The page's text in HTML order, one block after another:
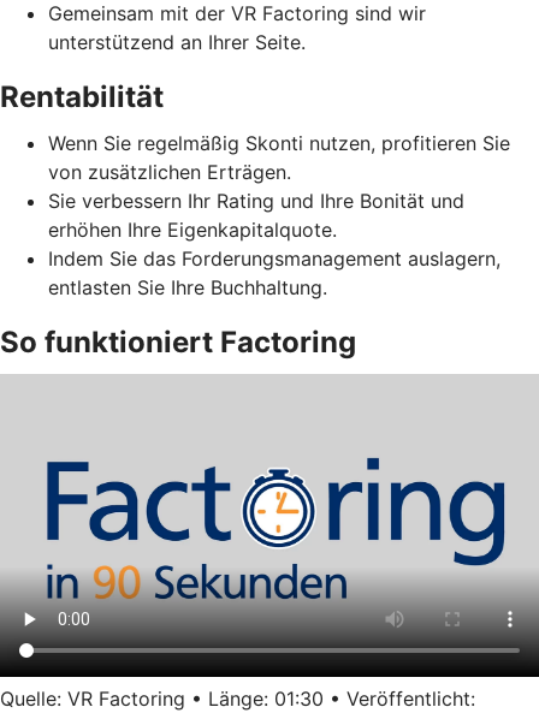
Gemeinsam mit der VR Factoring sind wir
unterstützend an Ihrer Seite.
Rentabilität
Wenn Sie regelmäßig Skonti nutzen, profitieren Sie
von zusätzlichen Erträgen.
Sie verbessern Ihr Rating und Ihre Bonität und
erhöhen Ihre Eigenkapitalquote.
Indem Sie das Forderungsmanagement auslagern,
entlasten Sie Ihre Buchhaltung.
So funktioniert Factoring
Quelle: VR Factoring • Länge: 01:30 • Veröffentlicht: